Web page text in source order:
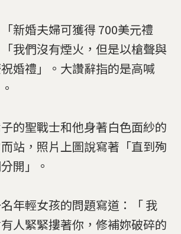
新婚夫婦可獲得 700美元禮
我們沒有煙火，但是以槍聲與
婚禮」。大讚辭指的是高喊
的聖戰士和他身著白色面紗的
站，照片上圖說寫著「直到殉
開」。
年輕女孩的問題寫道：「 我
人緊緊摟著你，修補妳破碎的